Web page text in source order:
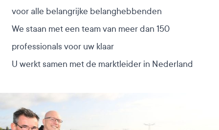
voor alle belangrijke belanghebbenden
We staan met een team van meer dan 150
professionals voor uw klaar
U werkt samen met de marktleider in Nederland